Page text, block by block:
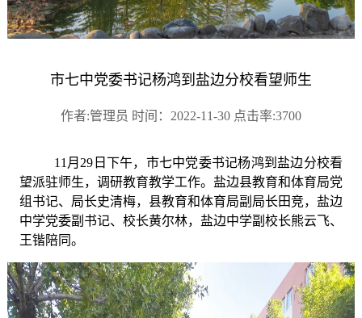
市七中党委书记杨鸿到盐边分校看望师生
作者:管理员 时间：2022-11-30 点击率:3700
11月29日下午，市七中党委书记杨鸿到盐边分校看
望派驻师生，调研教育教学工作。盐边县教育和体育局党
组书记、局长史清梅，县教育和体育局副局长田竞，盐边
中学党委副书记、校长黄尔林，盐边中学副校长熊云飞、
王锴陪同。